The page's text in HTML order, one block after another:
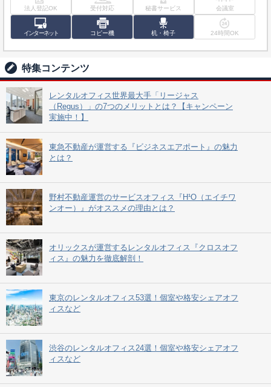
法人登記OK 受付対応 秘書サービス 会議室
インターネット コピー機 机・椅子 24時間OK
特集コンテンツ
レンタルオフィス世界最大手「リージャス
（Regus）」の7つのメリットとは？【キャンペーン
実施中！】
東急不動産が運営する『ビジネスエアポート』の魅力
とは？
野村不動産運営のサービスオフィス『H¹O（エイチワ
ンオー）』がオススメの理由とは？
オリックスが運営するレンタルオフィス『クロスオフ
ィス』の魅力を徹底解剖！
東京のレンタルオフィス53選！個室や格安シェアオフ
ィスなど
渋谷のレンタルオフィス24選！個室や格安シェアオフ
ィスなど